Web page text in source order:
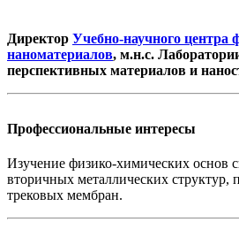
Директор Учебно-научного центра
наноматериалов, м.н.с.
перспективных материалов и
Профессиональные интересы
Изучение физико-химических основ
вторичных металлических структур,
трековых мембран.